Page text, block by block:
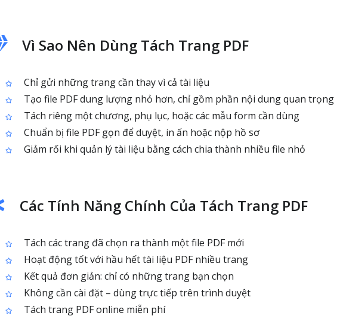
Vì Sao Nên Dùng Tách Trang PDF
Chỉ gửi những trang cần thay vì cả tài liệu
Tạo file PDF dung lượng nhỏ hơn, chỉ gồm phần nội dung quan trọng
Tách riêng một chương, phụ lục, hoặc các mẫu form cần dùng
Chuẩn bị file PDF gọn để duyệt, in ấn hoặc nộp hồ sơ
Giảm rối khi quản lý tài liệu bằng cách chia thành nhiều file nhỏ
Các Tính Năng Chính Của Tách Trang PDF
Tách các trang đã chọn ra thành một file PDF mới
Hoạt động tốt với hầu hết tài liệu PDF nhiều trang
Kết quả đơn giản: chỉ có những trang bạn chọn
Không cần cài đặt – dùng trực tiếp trên trình duyệt
Tách trang PDF online miễn phí